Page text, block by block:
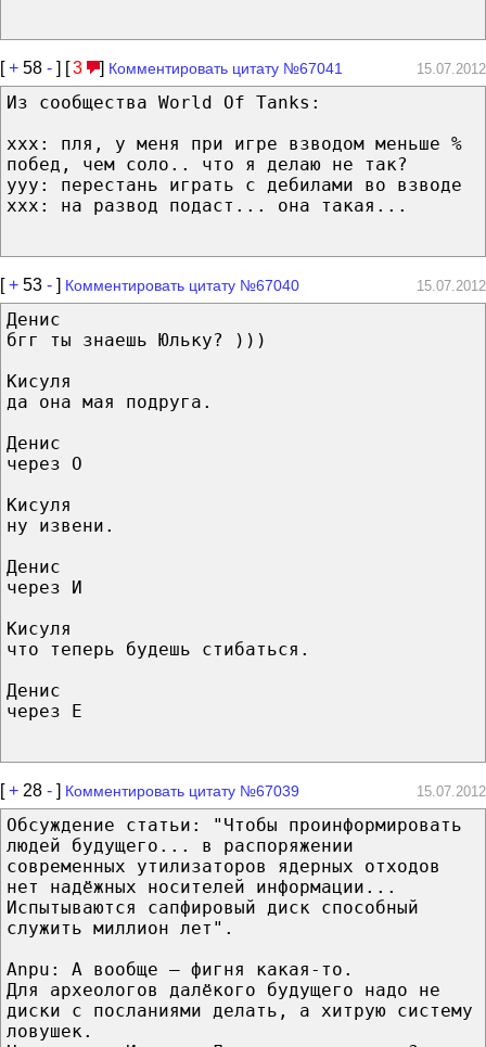
[+ 58 - ] [3 ] Комментировать цитату №67041 15.07.2012
Из сообщества World Of Tanks:
xxx: пля, у меня при игре взводом меньше %
побед, чем соло.. что я делаю не так?
yyy: перестань играть с дебилами во взводе
xxx: на развод подаст... она такая...
[+ 53 - ] Комментировать цитату №67040 15.07.2012
Денис
бгг ты знаешь Юльку? )))
Кисуля
да она мая подруга.
Денис
через О
Кисуля
ну извени.
Денис
через И
Кисуля
что теперь будешь стибаться.
Денис
через Е
[+ 28 - ] Комментировать цитату №67039 15.07.2012
Обсуждение статьи: "Чтобы проинформировать
людей будущего... в распоряжении
современных утилизаторов ядерных отходов
нет надёжных носителей информации...
Испытываются сапфировый диск способный
служить миллион лет".
Anpu: А вообще — фигня какая-то.
Для археологов далёкого будущего надо не
диски с посланиями делать, а хитрую систему
ловушек.